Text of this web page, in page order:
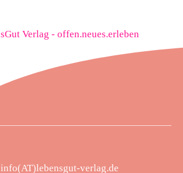
info(AT)lebensgut-verlag.de